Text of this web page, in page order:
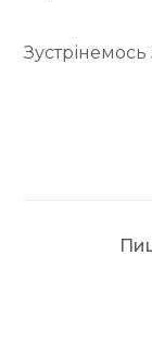
Зустрінемось